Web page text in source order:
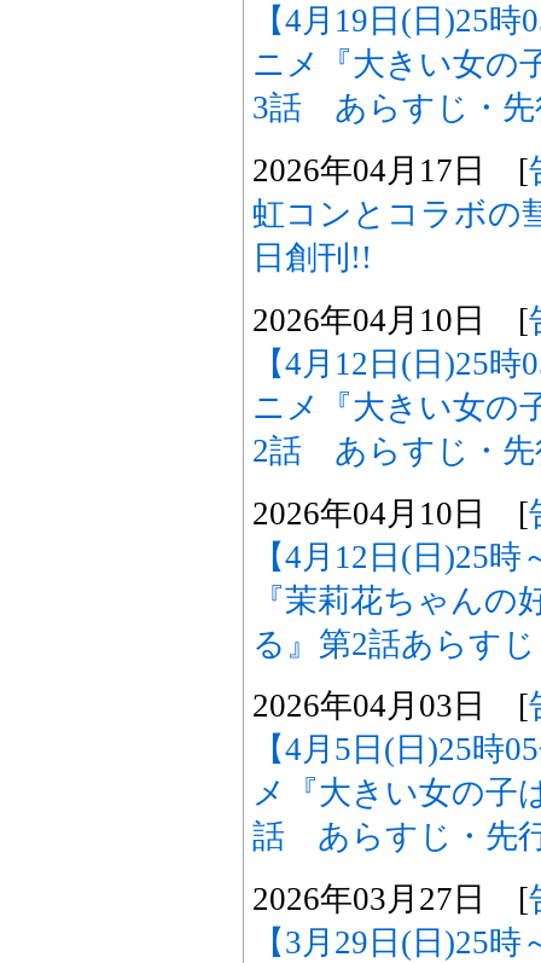
【4月19日(日)25
ニメ『大きい女の
3話 あらすじ・先
2026年04月17日 [
虹コンとコラボの
日創刊!!
2026年04月10日 [
【4月12日(日)25
ニメ『大きい女の
2話 あらすじ・先
2026年04月10日 [
【4月12日(日)25
『茉莉花ちゃん
る』第2話あらす
2026年04月03日 [
【4月5日(日)25時
メ『大きい女の子
話 あらすじ・先
2026年03月27日 [
【3月29日(日)25